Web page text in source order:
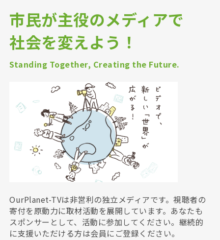
市民が主役のメディアで
社会を変えよう！
Standing Together, Creating the Future.
OurPlanet-TVは非営利の独立メディアです。視聴者の
寄付を原動力に取材活動を展開しています。あなたも
スポンサーとして、活動に参加してください。継続的
に支援いただける方は会員にご登録ください。